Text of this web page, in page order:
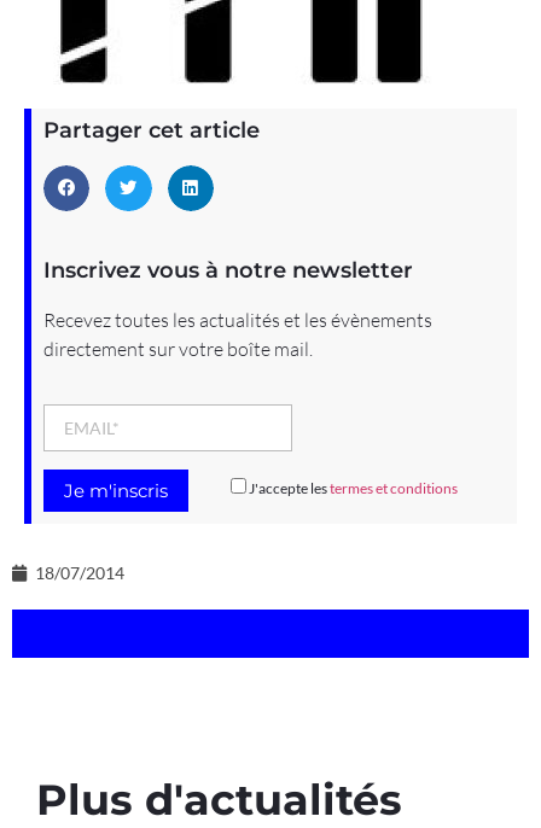
Partager cet article
Inscrivez vous à notre newsletter
Recevez toutes les actualités et les évènements
directement sur votre boîte mail.
J'accepte lestermes et conditions
18/07/2014
Plus d'actualités